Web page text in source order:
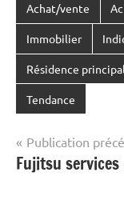
Achat/vente
Immobilier
Résidence
Tendance
Navigation
de
Publication
Fujitsu